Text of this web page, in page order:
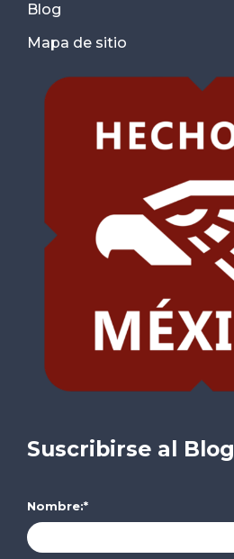
Blog
Mapa de sitio
Suscribirse al Blog
Nombre:*